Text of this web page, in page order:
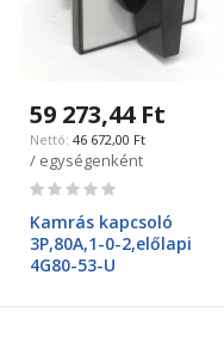
59 273,44 Ft
46 672,00 Ft
/ egységenként
Rating:
Kamrás kapcsoló
3P,80A,1-0-2,előlapi
4G80-53-U